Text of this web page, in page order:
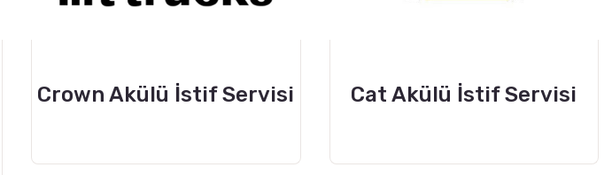
Crown Akülü İstif Servisi Cat Akülü İstif Servisi